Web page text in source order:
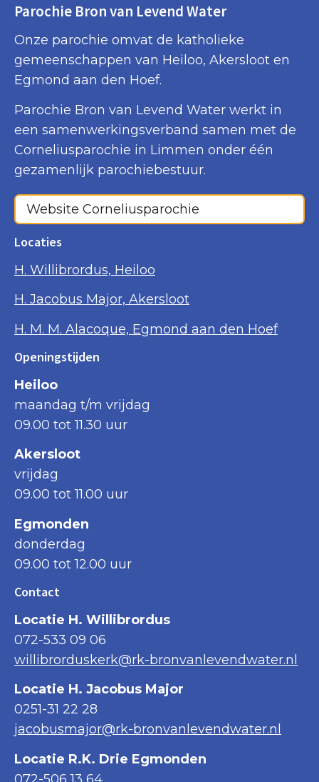
Parochie Bron van Levend Water
Onze parochie omvat de katholieke
gemeenschappen van Heiloo, Akersloot en
Egmond aan den Hoef.
Parochie Bron van Levend Water werkt in
een samenwerkingsverband samen met de
Corneliusparochie in Limmen onder één
gezamenlijk parochiebestuur.
Website Corneliusparochie
Locaties
H. Willibrordus, Heiloo
H. Jacobus Major, Akersloot
H. M. M. Alacoque, Egmond aan den Hoef
Openingstijden
Heiloo
maandag t/m vrijdag
09.00 tot 11.30 uur
Akersloot
vrijdag
09.00 tot 11.00 uur
Egmonden
donderdag
09.00 tot 12.00 uur
Contact
Locatie H. Willibrordus
072-533 09 06
willibrorduskerk@rk-bronvanlevendwater.nl
Locatie H. Jacobus Major
0251-31 22 28
jacobusmajor@rk-bronvanlevendwater.nl
Locatie R.K. Drie Egmonden
072-506 13 64